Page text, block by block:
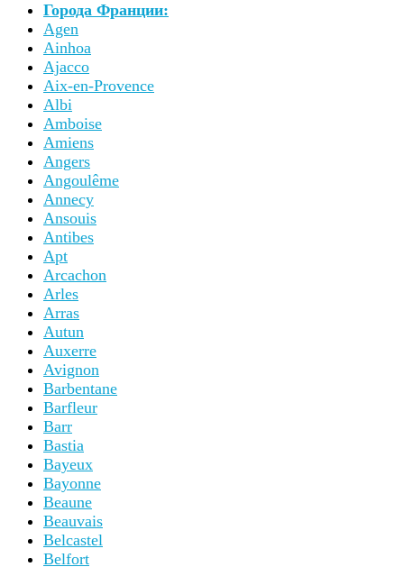
Города Франции:
Agen
Ainhoa
Ajacco
Aix-en-Provence
Albi
Amboise
Amiens
Angers
Angoulême
Annecy
Ansouis
Antibes
Apt
Arcachon
Arles
Arras
Autun
Auxerre
Avignon
Barbentane
Barfleur
Barr
Bastia
Bayeux
Bayonne
Beaune
Beauvais
Belcastel
Belfort